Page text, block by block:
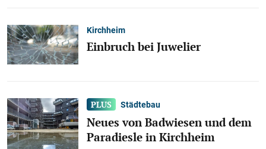
Kirchheim
Einbruch bei Juwelier
Städtebau
Neues von Badwiesen und dem
Paradiesle in Kirchheim